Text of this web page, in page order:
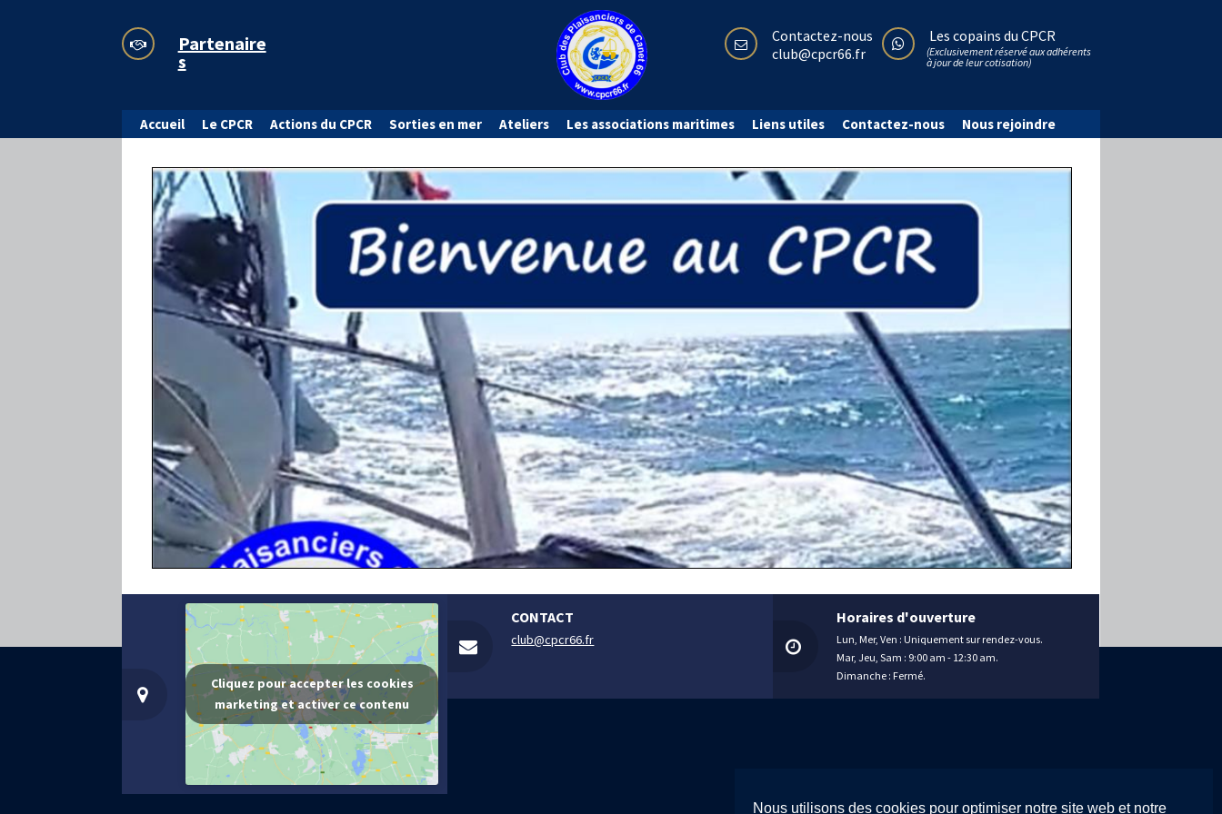
Nous utilisons des cookies pour optimiser notre site web et notre
Partenaire
s
Contactez-nous
club@cpcr66.fr
Les copains du CPCR
(Exclusivement réservé aux adhérents
à jour de leur cotisation)
Accueil Le CPCR Actions du CPCR Sorties en mer Ateliers Les associations maritimes Liens utiles Contactez-nous Nous rejoindre
Cliquez pour accepter les cookies
marketing et activer ce contenu
CONTACT
club@cpcr66.fr
Horaires d'ouverture
Lun, Mer, Ven : Uniquement sur rendez-vous.
Mar, Jeu, Sam : 9:00 am - 12:30 am.
Dimanche : Fermé.